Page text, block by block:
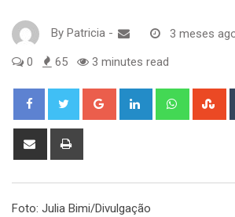
By Patricia - 3 meses
0 65 3 minutes read
Google+ LinkedIn Whatsapp
Share
Foto: Julia Bimi/Divulgação